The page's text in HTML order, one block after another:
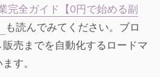
完全ガイド【0円で始める副
も読んでみてください。ブロ
売までを自動化するロードマ
す。